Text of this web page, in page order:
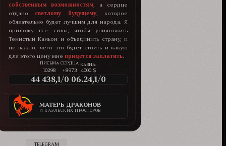
собственным возможностям , а сердце
отдано светлому будущему, которое
обязательно будет лучшим для народа. Я
приложу все силы, чтобы уничтожить
Тенистый Каньон и объединить страну, и
не важно, чего это будет стоить и какую
для этого цену мне придется заплатить
10298 +8973
КАЗНА:
4000 $
44 438,1/0 06.24,1/0
МАТЕРЬ ДРАКОНОВ
И КАЭЛЬСКИХ ПРОСТОРОВ
TELEGRAM